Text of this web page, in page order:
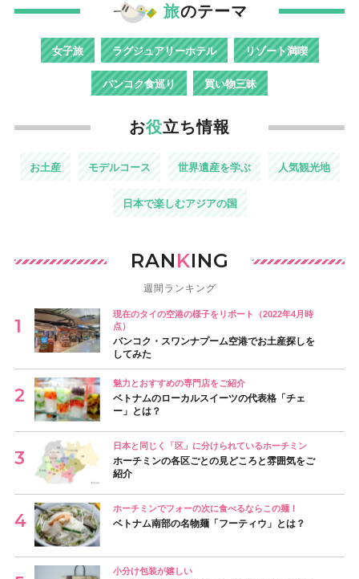
旅のテーマ
女子旅 ラグジュアリーホテル リゾート満喫
バンコク食巡り 買い物三昧
お役立ち情報
お土産 モデルコース 世界遺産を学ぶ 人気観光地
日本で楽しむアジアの国
RANKING
週間ランキング
現在のタイの空港の様子をリポート（2022年4月時
点）
バンコク・スワンナプーム空港でお土産探しを
してみた
魅力とおすすめの専門店をご紹介
ベトナムのローカルスイーツの代表格「チェ
ー」とは？
日本と同じく「区」に分けられているホーチミン
ホーチミンの各区ごとの見どころと雰囲気をご
紹介
ホーチミンでフォーの次に食べるならこの麺！
ベトナム南部の名物麺「フーティウ」とは？
小分け包装が嬉しい